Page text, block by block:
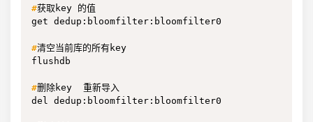
#获取key 的值
get dedup:bloomfilter:bloomfilter0
#清空当前库的所有key
flushdb
#删除key  重新导入
del dedup:bloomfilter:bloomfilter0